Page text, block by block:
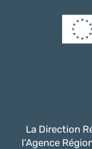
La Direction
l’Agence